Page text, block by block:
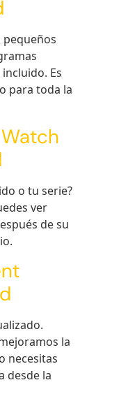
pequeños
Es
para toda la
o tu serie?
ver
de su
la
necesitas
desde la